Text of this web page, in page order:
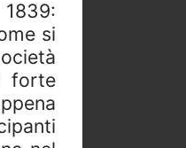
si
forte